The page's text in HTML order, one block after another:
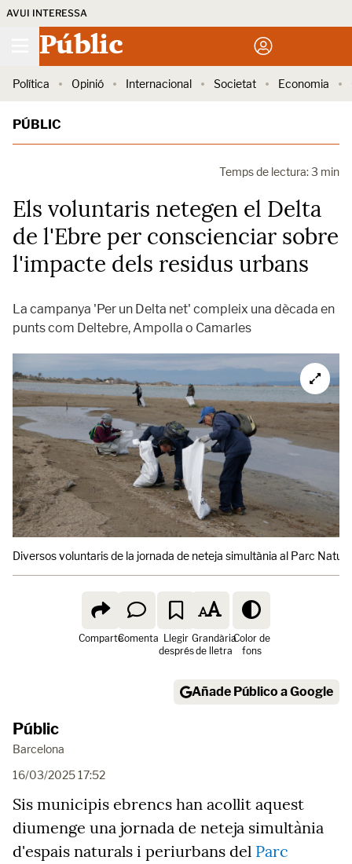
AVUI INTERESSA
Públic
Política Opinió Internacional Societat Economia
PÚBLIC
Temps de lectura: 3 min
Els voluntaris netegen el Delta
de l'Ebre per conscienciar sobre
l'impacte dels residus urbans
La campanya 'Per un Delta net' compleix una dècada en
punts com Deltebre, Ampolla o Camarles
Diversos voluntaris de la jornada de neteja simultània al Parc
ComparteComenta Llegir
després
Grandària
de lletra
Color de
fons
Añade Público a Google
Públic
Barcelona
16/03/2025 17:52
Sis municipis ebrencs han acollit aquest
diumenge una jornada de neteja simultània
d'espais naturals i periurbans del Parc